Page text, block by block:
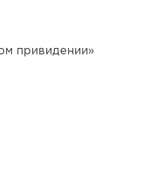
привидении»